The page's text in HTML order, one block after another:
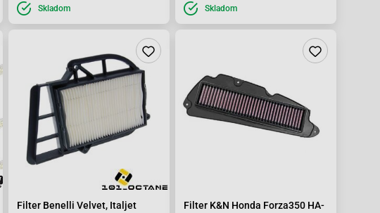
Skladom Skladom
Filter Benelli Velvet, Italjet
Filter K&N Honda Forza350 HA-